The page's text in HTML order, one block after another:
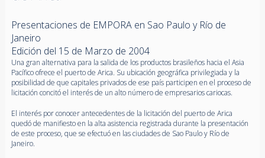
Presentaciones de EMPORA en Sao Paulo y Río de
Janeiro
Edición del 15 de Marzo de 2004
Una gran alternativa para la salida de los productos brasileños hacia el Asia
Pacífico ofrece el puerto de Arica. Su ubicación geográfica privilegiada y la
posibilidad de que capitales privados de ese país participen en el proceso de
licitación concitó el interés de un alto número de empresarios cariocas.
El interés por conocer antecedentes de la licitación del puerto de Arica
quedó de manifiesto en la alta asistencia registrada durante la presentación
de este proceso, que se efectuó en las ciudades de Sao Paulo y Río de
Janeiro.